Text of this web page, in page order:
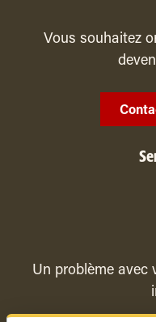
Vous souhaitez
Un problème avec